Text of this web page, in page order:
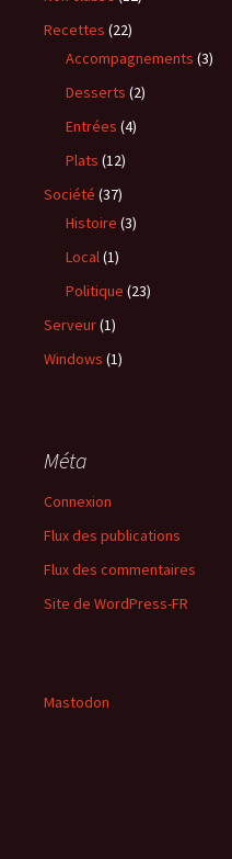
Recettes (22)
Accompagnements (3)
Desserts (2)
Entrées (4)
Plats (12)
Société (37)
Histoire (3)
Local(1)
Politique (23)
Serveur(1)
Windows (1)
Méta
Connexion
Flux des publications
Flux des commentaires
Site de WordPress-FR
Mastodon